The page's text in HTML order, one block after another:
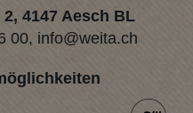
4147 Aesch BL
00, info@weita.ch